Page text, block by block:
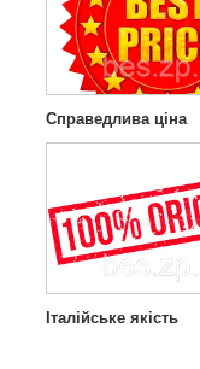
Справедлива ціна
Італійське якість